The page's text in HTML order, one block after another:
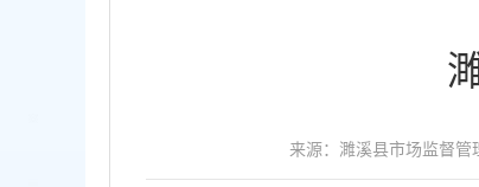
来源：濉溪县市场监督管